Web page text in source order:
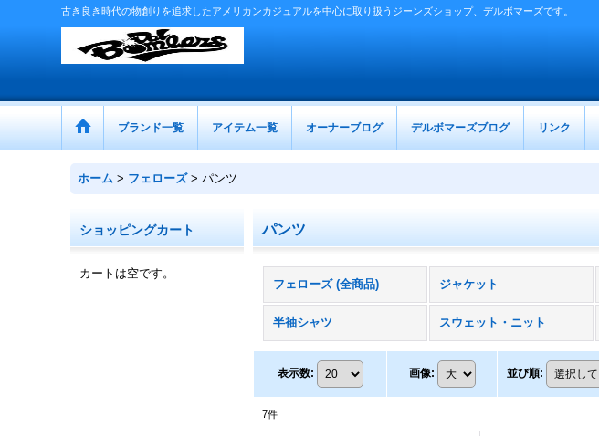
古き良き時代の物創りを追求したアメリカンカジュアルを中心に取り扱うジーンズショップ、デルボマーズです。
ブランド一覧 アイテム一覧 オーナーブログ デルボマーズブログ リンク
ホーム > フェローズ > パンツ
ショッピングカート
カートは空です。
パンツ
フェローズ (全商品) ジャケット
半袖シャツ スウェット・ニット
表示数: 画像: 並び順:
7件